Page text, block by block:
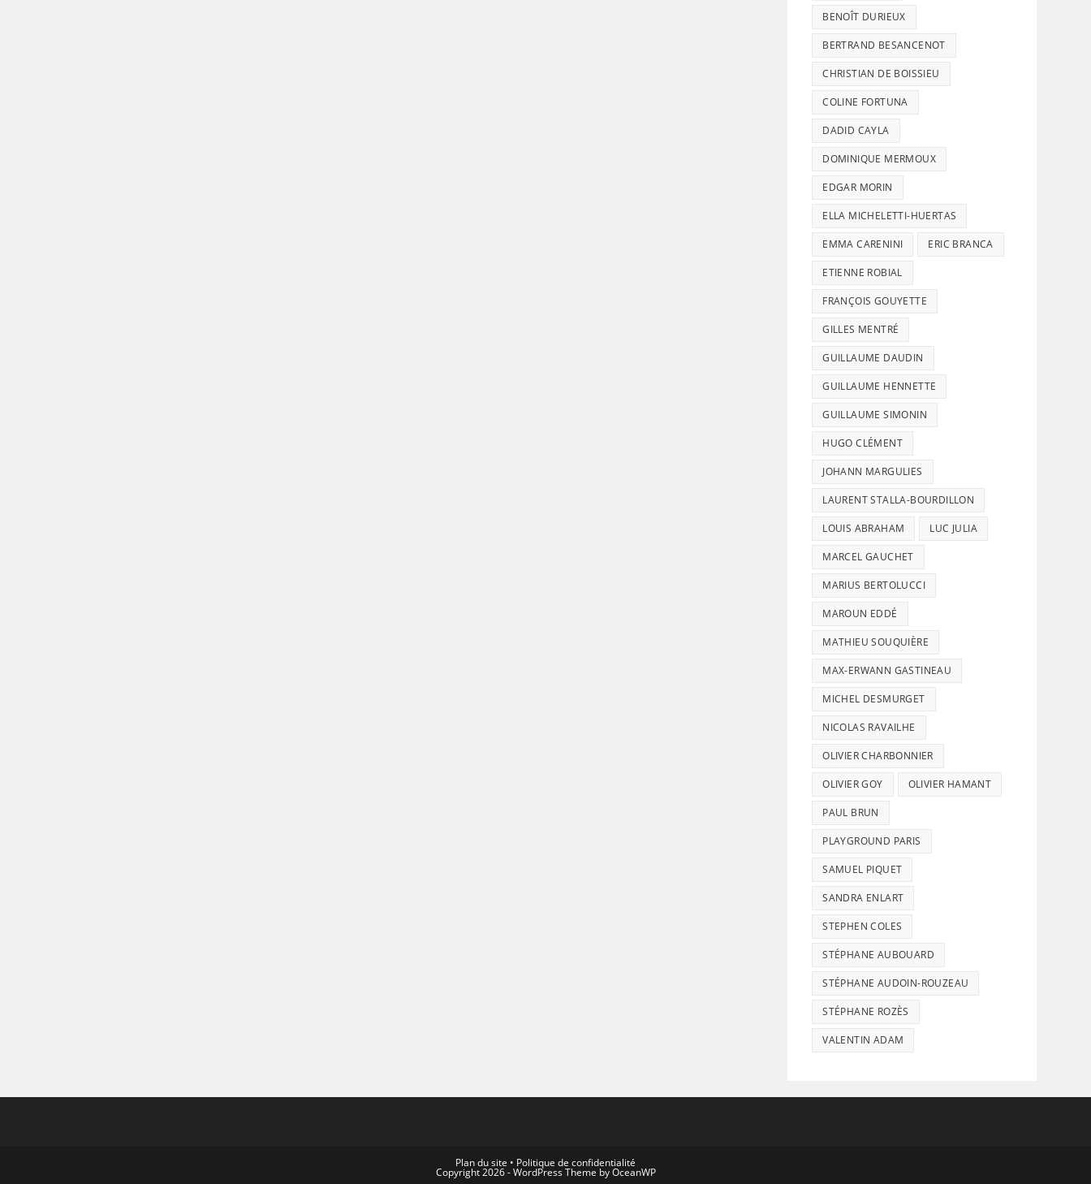
BENOÎT DURIEUX
BERTRAND BESANCENOT
CHRISTIAN DE BOISSIEU
COLINE FORTUNA
DADID CAYLA
DOMINIQUE MERMOUX
EDGAR MORIN
ELLA MICHELETTI-HUERTAS
EMMA CARENINI ERIC BRANCA
ETIENNE ROBIAL
FRANÇOIS GOUYETTE
GILLES MENTRÉ
GUILLAUME DAUDIN
GUILLAUME HENNETTE
GUILLAUME SIMONIN
HUGO CLÉMENT
JOHANN MARGULIES
LAURENT STALLA-BOURDILLON
LOUIS ABRAHAM LUC JULIA
MARCEL GAUCHET
MARIUS BERTOLUCCI
MAROUN EDDÉ
MATHIEU SOUQUIÈRE
MAX-ERWANN GASTINEAU
MICHEL DESMURGET
NICOLAS RAVAILHE
OLIVIER CHARBONNIER
OLIVIER GOY OLIVIER HAMANT
PAUL BRUN
PLAYGROUND PARIS
SAMUEL PIQUET
SANDRA ENLART
STEPHEN COLES
STÉPHANE AUBOUARD
STÉPHANE AUDOIN-ROUZEAU
STÉPHANE ROZÈS
VALENTIN ADAM
Plan du site • Politique de confidentialité
Copyright 2026 - WordPress Theme by OceanWP